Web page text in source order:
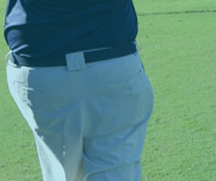
ルム・
ン」
フト使
手が今
アメリ
された
て
選手が